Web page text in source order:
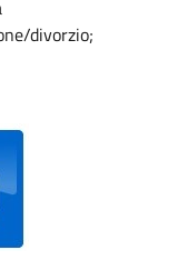
divorzio;